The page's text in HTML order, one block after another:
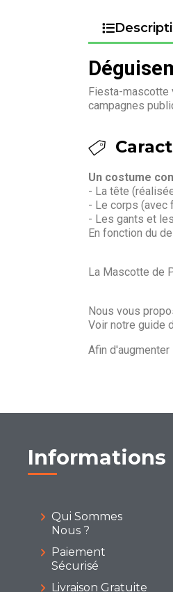
Fiesta-mascotte
campagnes
Un costume
- La tête
- Le corps (avec
- Les gants et
En fonction du
La Mascotte de
Nous vous
Voir notre guide
Afin
Informations
Qui Sommes
Nous ?
Paiement
Sécurisé
Livraison Gratuite